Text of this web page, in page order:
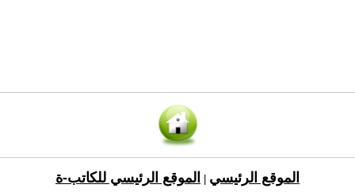
الموقع الرئيسي الموقع الرئيسي للكاتب-ة